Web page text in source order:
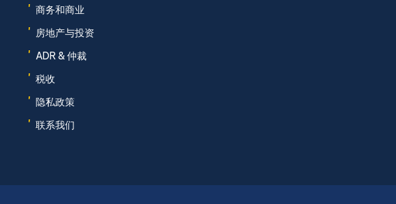
' 商务和商业
' 房地产与投资
' ADR & 仲裁
' 税收
' 隐私政策
' 联系我们